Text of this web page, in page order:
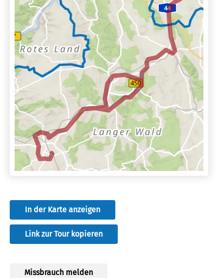
In der Karte anzeigen
Link zur Tour kopieren
Missbrauch melden
Twistesee